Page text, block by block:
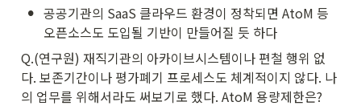
• 공공기관의 SaaS 클라우드 환경이 정착되면 AtoM 등
오픈소스도 도입될 기반이 만들어질 듯 하다
Q.(연구원) 재직기관의 아카이브시스템이나 편철 행위 없
다. 보존기간이나 평가폐기 프로세스도 체계적이지 않다. 나
의 업무를 위해서라도 써보기로 했다. AtoM 용량제한은?